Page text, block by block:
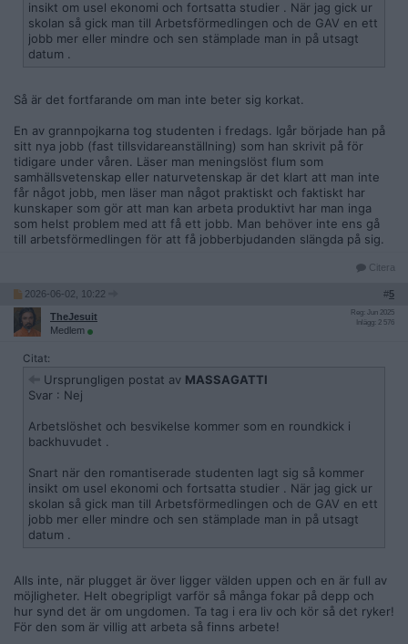
insikt om usel ekonomi och fortsatta studier . När jag gick ur
skolan så gick man till Arbetsförmedlingen och de GAV en ett
jobb mer eller mindre och sen stämplade man in på utsagt
datum .
Så är det fortfarande om man inte beter sig korkat.
En av grannpojkarna tog studenten i fredags. Igår började han på
sitt nya jobb (fast tillsvidareanställning) som han skrivit på för
tidigare under våren. Läser man meningslöst flum som
samhällsvetenskap eller naturvetenskap är det klart att man inte
får något jobb, men läser man något praktiskt och faktiskt har
kunskaper som gör att man kan arbeta produktivt har man inga
som helst problem med att få ett jobb. Man behöver inte ens gå
till arbetsförmedlingen för att få jobberbjudanden slängda på sig.
Citera
2026-06-02, 10:22 #5
TheJesuit
Medlem
Reg: Jun 2025
Inlägg: 2 576
Citat:
Ursprungligen postat av MASSAGATTI
Svar : Nej
Arbetslöshet och besvikelse kommer som en roundkick i
backhuvudet .
Snart när den romantiserade studenten lagt sig så kommer
insikt om usel ekonomi och fortsatta studier . När jag gick ur
skolan så gick man till Arbetsförmedlingen och de GAV en ett
jobb mer eller mindre och sen stämplade man in på utsagt
datum .
Alls inte, när plugget är över ligger välden uppen och en är full av
möjligheter. Helt obegripligt varför så många fokar på depp och
hur synd det är om ungdomen. Ta tag i era liv och kör så det ryker!
För den som är villig att arbeta så finns arbete!